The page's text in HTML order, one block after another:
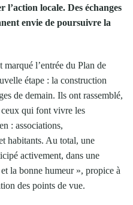
locale. Des échanges
envie de poursuivre la
marqué l’entrée du Plan de
étape : la construction
de demain. Ils ont rassemblé,
ceux qui font vivre les
: associations,
habitants. Au total, une
activement, dans une
la bonne humeur », propice à
des points de vue.